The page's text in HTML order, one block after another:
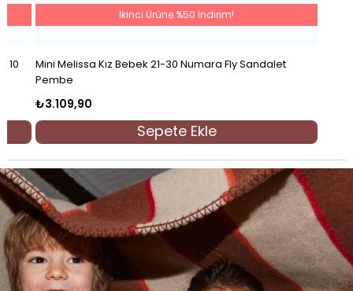
10
Mini Melissa Kız Bebek 21-30 Numara Fly Sandalet
Pembe
₺3.109,90
Sepete Ekle
İkinci Ürüne %50 İndirim!